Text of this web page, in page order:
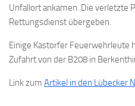
Unfallort ankamen. Die verletzte
Rettungsdienst übergeben.
Einige Kastorfer Feuerwehrleute
Zufahrt von der B208 in
Link zum Artikel in den Lübecker